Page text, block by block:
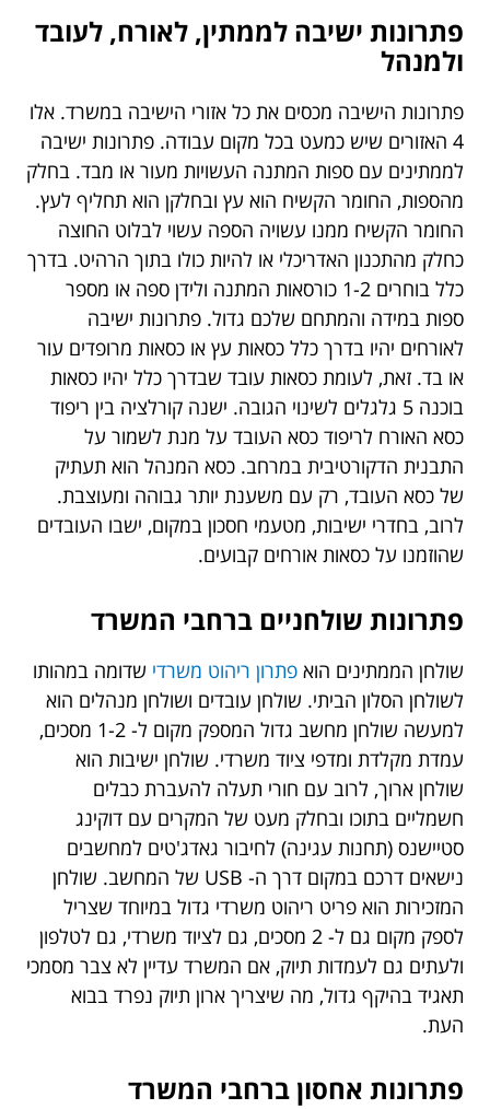
פתרונות ישיבה לממתין, לאורח, לעובד
ולמנהל
פתרונות הישיבה מכסים את כל אזורי הישיבה במשרד. אלו
4 האזורים שיש כמעט בכל מקום עבודה. פתרונות ישיבה
לממתינים עם ספות המתנה העשויות מעור או מבד. בחלק
מהספות, החומר הקשיח הוא עץ ובחלקן הוא תחליף לעץ.
החומר הקשיח ממנו עשויה הספה עשוי לבלוט החוצה
כחלק מהתכנון האדריכלי או להיות כולו בתוך הרהיט. בדרך
כלל בוחרים 1-2 כורסאות המתנה ולידן ספה או מספר
ספות במידה והמתחם שלכם גדול. פתרונות ישיבה
לאורחים יהיו בדרך כלל כסאות עץ או כסאות מרופדים עור
או בד. זאת, לעומת כסאות עובד שבדרך כלל יהיו כסאות
בוכנה 5 גלגלים לשינוי הגובה. ישנה קורלציה בין ריפוד
כסא האורח לריפוד כסא העובד על מנת לשמור על
התבנית הדקורטיבית במרחב. כסא המנהל הוא תעתיק
של כסא העובד, רק עם משענת יותר גבוהה ומעוצבת.
לרוב, בחדרי ישיבות, מטעמי חסכון במקום, ישבו העובדים
שהוזמנו על כסאות אורחים קבועים.
פתרונות שולחניים ברחבי המשרד
שולחן הממתינים הוא פתרון ריהוט משרדי שדומה במהותו
לשולחן הסלון הביתי. שולחן עובדים ושולחן מנהלים הוא
למעשה שולחן מחשב גדול המספק מקום ל- 1-2 מסכים,
עמדת מקלדת ומדפי ציוד משרדי. שולחן ישיבות הוא
שולחן ארוך, לרוב עם חורי תעלה להעברת כבלים
חשמליים בתוכו ובחלק מעט של המקרים עם דוקינג
סטיישנס (תחנות עגינה) לחיבור גאדג'טים למחשבים
נישאים דרכם במקום דרך ה- USB של המחשב. שולחן
המזכירות הוא פריט ריהוט משרדי גדול במיוחד שצריל
לספק מקום גם ל- 2 מסכים, גם לציוד משרדי, גם לטלפון
ולעתים גם לעמדות תיוק, אם המשרד עדיין לא צבר מסמכי
תאגיד בהיקף גדול, מה שיצריך ארון תיוק נפרד בבוא
העת.
פתרונות אחסון ברחבי המשרד